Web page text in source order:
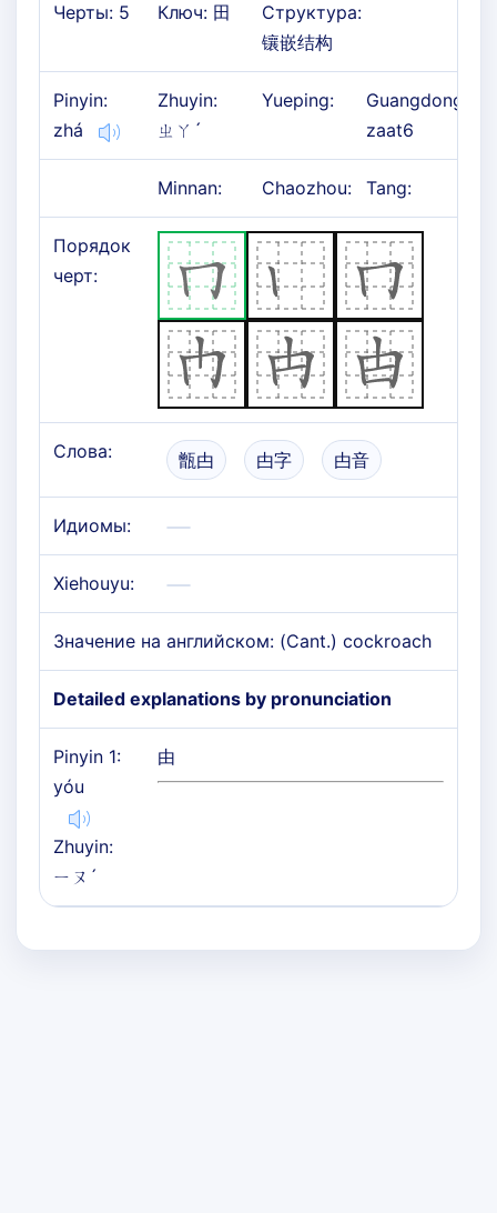
Черты: 5 Ключ: 田
Структура:
镶嵌结构
Pinyin:
zhá
Zhuyin:
ㄓㄚˊ
Yueping:
Guangdong:
zaat6
Minnan: Chaozhou: Tang:
Порядок
черт:
Слова: 甑甴 甴字 甴音
Идиомы:
Xiehouyu:
Значение на английском: (Cant.) cockroach
Detailed explanations by pronunciation
Pinyin 1:
yóu
Zhuyin:
ㄧㄡˊ
由